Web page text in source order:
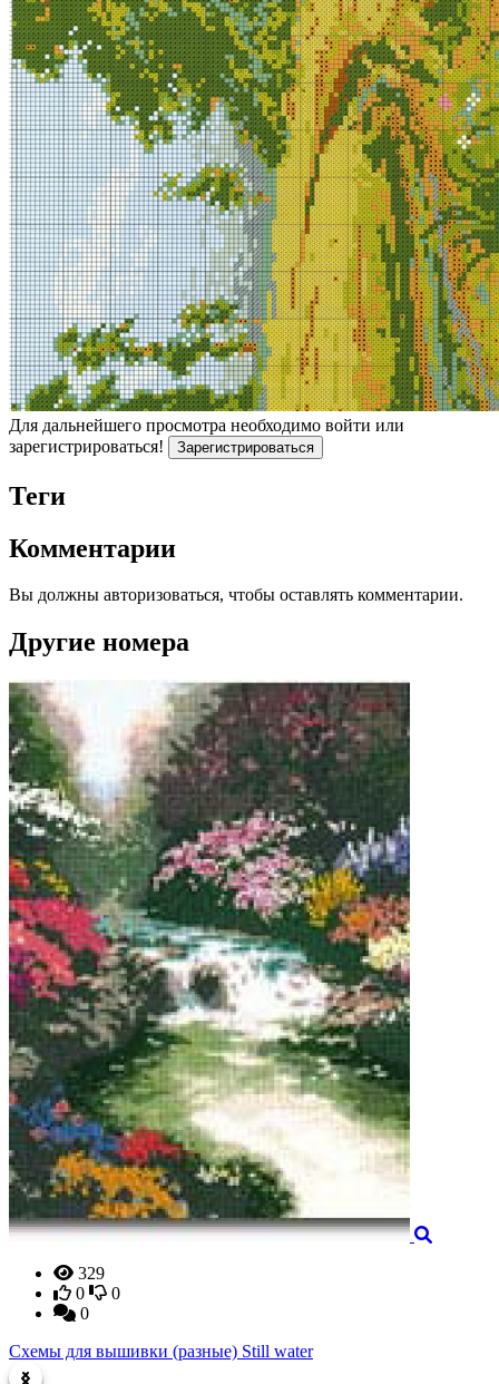
Для дальнейшего просмотра необходимо войти или
зарегистрироваться!
Зарегистрироваться
Теги
Комментарии
Вы должны авторизоваться, чтобы оставлять комментарии.
Другие номера
329
0
0
0
Схемы для вышивки (разные) Still water